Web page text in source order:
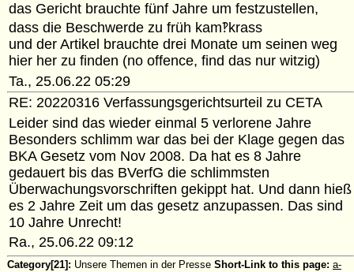
das Gericht brauchte fünf Jahre um festzustellen,
dass die Beschwerde zu früh kam‽krass
und der Artikel brauchte drei Monate um seinen weg
hier her zu finden (no offence, find das nur witzig)
Ta., 25.06.22 05:29
RE: 20220316 Verfassungsgerichtsurteil zu CETA
Leider sind das wieder einmal 5 verlorene Jahre
Besonders schlimm war das bei der Klage gegen das
BKA Gesetz vom Nov 2008. Da hat es 8 Jahre
gedauert bis das BVerfG die schlimmsten
Überwachungsvorschriften gekippt hat. Und dann hieß
es 2 Jahre Zeit um das gesetz anzupassen. Das sind
10 Jahre Unrecht!
Ra., 25.06.22 09:12
Category[21]: Unsere Themen in der Presse Short-Link to this page: a-